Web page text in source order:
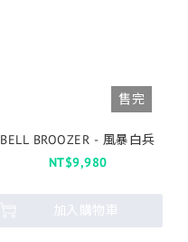
售完
BELL BROOZER - 風暴白兵
NT$9,980
加入購物車